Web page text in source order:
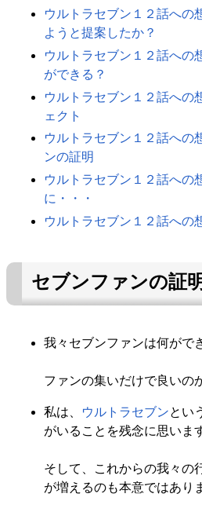
ウルトラセブン１２話への
ようと提案したか？
ウルトラセブン１２話への
ができる？
ウルトラセブン１２話への
ェクト
ウルトラセブン１２話への
ンの証明
ウルトラセブン１２話への
に・・・
ウルトラセブン１２話への
セブンファンの証明
我々セブンファンは何がで
ファンの集いだけで良いの
私は、 ウルトラセブンとい
がいることを残念に思いま
そして、これからの我々の
が増えるのも本意ではあり